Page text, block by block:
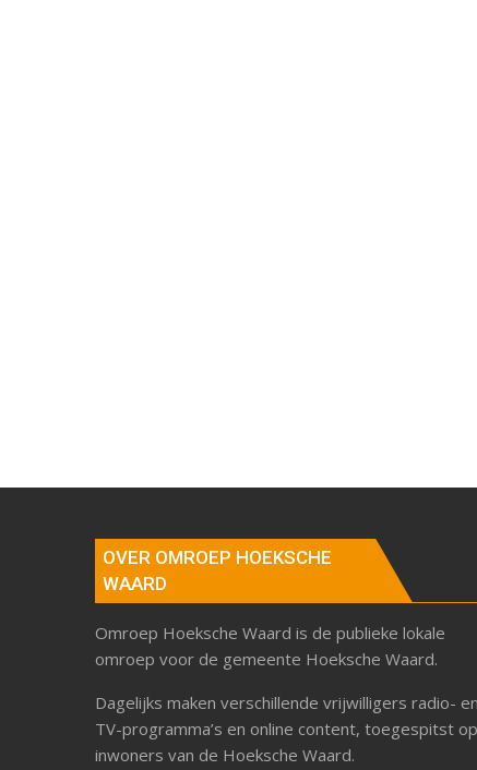
OVER OMROEP HOEKSCHE
WAARD
Omroep Hoeksche Waard is de publieke lokale
omroep voor de gemeente Hoeksche Waard.
Dagelijks maken verschillende vrijwilligers radio- en
TV-programma’s en online content, toegespitst
inwoners van de Hoeksche Waard.